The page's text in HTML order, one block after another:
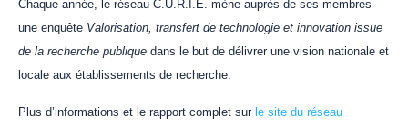
Chaque année, le réseau C.U.R.I.E. mène auprès de ses membres
une enquête Valorisation, transfert de technologie et innovation issue
de la recherche publique dans le but de délivrer une vision nationale et
locale aux établissements de recherche.
Plus d’informations et le rapport complet sur le site du réseau